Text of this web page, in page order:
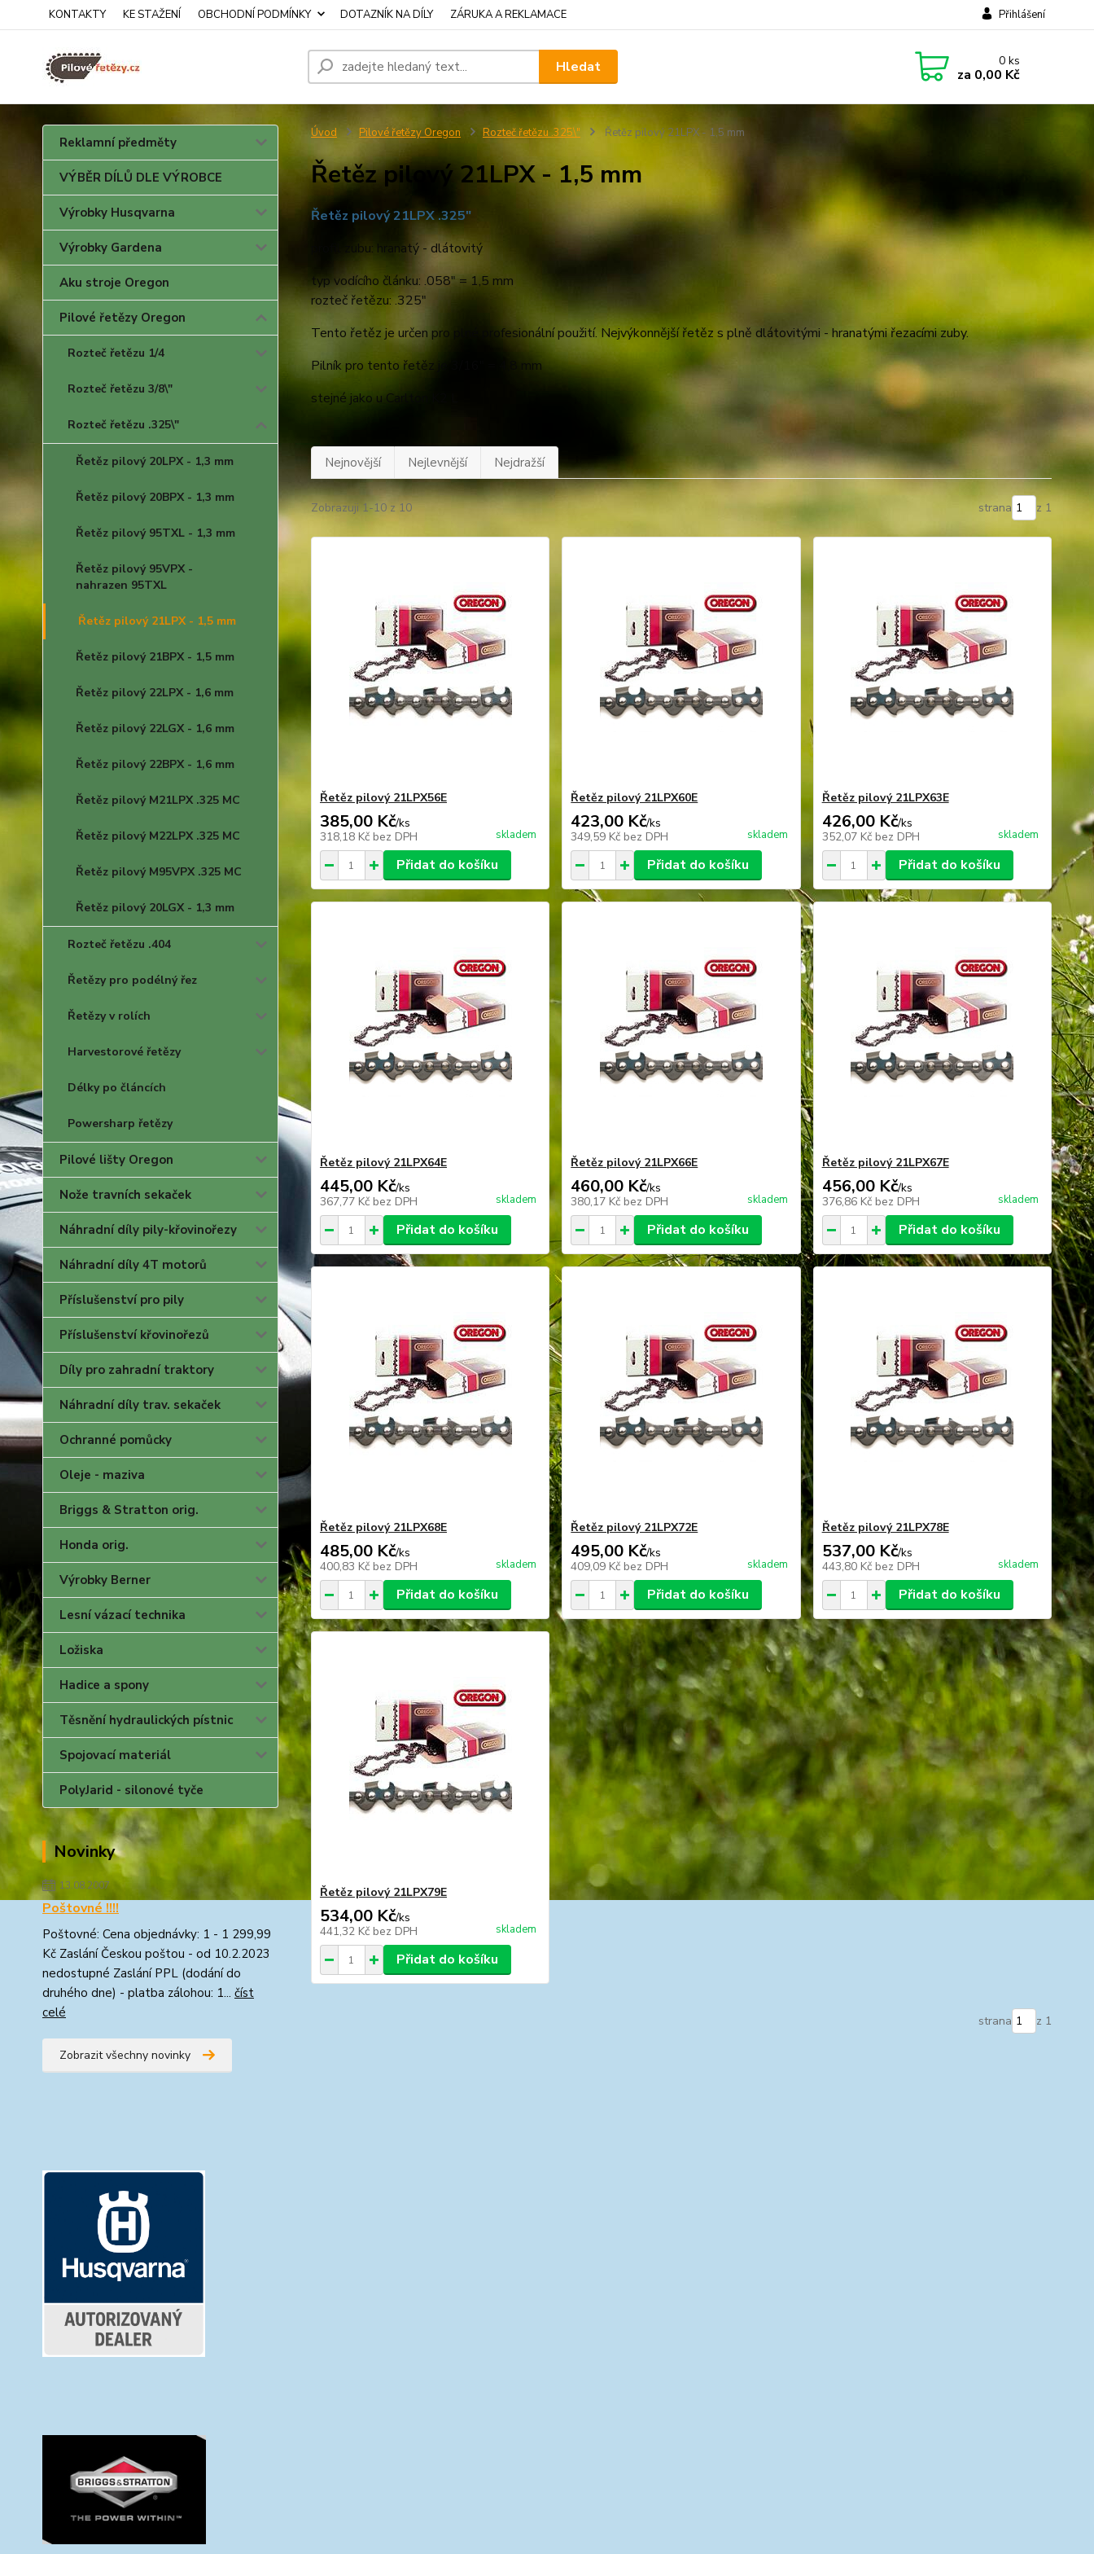
KONTAKTY KE STAŽENÍ OBCHODNÍ PODMÍNKY DOTAZNÍK NA DÍLY ZÁRUKA A REKLAMACE Přihlášení
Hledat 0ks
za 0,00 Kč
Reklamní předměty
VÝBĚR DÍLŮ DLE VÝROBCE
Výrobky Husqvarna
Výrobky Gardena
Aku stroje Oregon
Pilové řetězy Oregon
Rozteč řetězu 1/4
Rozteč řetězu 3/8\"
Rozteč řetězu .325\"
Řetěz pilový 20LPX - 1,3 mm
Řetěz pilový 20BPX - 1,3 mm
Řetěz pilový 95TXL - 1,3 mm
Řetěz pilový 95VPX -
nahrazen 95TXL
Řetěz pilový 21LPX - 1,5 mm
Řetěz pilový 21BPX - 1,5 mm
Řetěz pilový 22LPX - 1,6 mm
Řetěz pilový 22LGX - 1,6 mm
Řetěz pilový 22BPX - 1,6 mm
Řetěz pilový M21LPX .325 MC
Řetěz pilový M22LPX .325 MC
Řetěz pilový M95VPX .325 MC
Řetěz pilový 20LGX - 1,3 mm
Rozteč řetězu .404
Řetězy pro podélný řez
Řetězy v rolích
Harvestorové řetězy
Délky po článcích
Powersharp řetězy
Pilové lišty Oregon
Nože travních sekaček
Náhradní díly pily-křovinořezy
Náhradní díly 4T motorů
Příslušenství pro pily
Příslušenství křovinořezů
Díly pro zahradní traktory
Náhradní díly trav. sekaček
Ochranné pomůcky
Oleje - maziva
Briggs & Stratton orig.
Honda orig.
Výrobky Berner
Lesní vázací technika
Ložiska
Hadice a spony
Těsnění hydraulických pístnic
Spojovací materiál
PolyJarid - silonové tyče
Novinky
13.08.2007
Poštovné !!!!
Poštovné: Cena objednávky: 1 - 1 299,99
Kč Zaslání Českou poštou - od 10.2.2023
nedostupné Zaslání PPL (dodání do
druhého dne) - platba zálohou: 1... číst
celé
Zobrazit všechny novinky
Úvod Pilové řetězy Oregon Rozteč řetězu .325\" Řetěz pilový 21LPX - 1,5 mm
Řetěz pilový 21LPX - 1,5 mm
Řetěz pilový 21LPX .325"
profil zubu: hranatý - dlátovitý
typ vodícího článku: .058" = 1,5 mm
rozteč řetězu: .325"
Tento řetěz je určen pro plné profesionální použití. Nejvýkonnější řetěz s plně dlátovitými - hranatými řezacími zuby.
Pilník pro tento řetěz je 3/16" = 4,8 mm
stejné jako u Carlton K2 L
Nejnovější Nejlevnější Nejdražší
Zobrazuji 1-10 z 10 strana z 1
Řetěz pilový 21LPX56E
385,00 Kč/ks
318,18 Kč bez DPH skladem
Přidat do košíku
Řetěz pilový 21LPX60E
423,00 Kč/ks
349,59 Kč bez DPH skladem
Přidat do košíku
Řetěz pilový 21LPX63E
426,00 Kč/ks
352,07 Kč bez DPH skladem
Přidat do košíku
Řetěz pilový 21LPX64E
445,00 Kč/ks
367,77 Kč bez DPH skladem
Přidat do košíku
Řetěz pilový 21LPX66E
460,00 Kč/ks
380,17 Kč bez DPH skladem
Přidat do košíku
Řetěz pilový 21LPX67E
456,00 Kč/ks
376,86 Kč bez DPH skladem
Přidat do košíku
Řetěz pilový 21LPX68E
485,00 Kč/ks
400,83 Kč bez DPH skladem
Přidat do košíku
Řetěz pilový 21LPX72E
495,00 Kč/ks
409,09 Kč bez DPH skladem
Přidat do košíku
Řetěz pilový 21LPX78E
537,00 Kč/ks
443,80 Kč bez DPH skladem
Přidat do košíku
Řetěz pilový 21LPX79E
534,00 Kč/ks
441,32 Kč bez DPH skladem
Přidat do košíku
strana z 1